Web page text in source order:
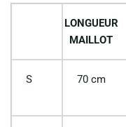
LONGUEUR
MAILLOT
S 70 cm